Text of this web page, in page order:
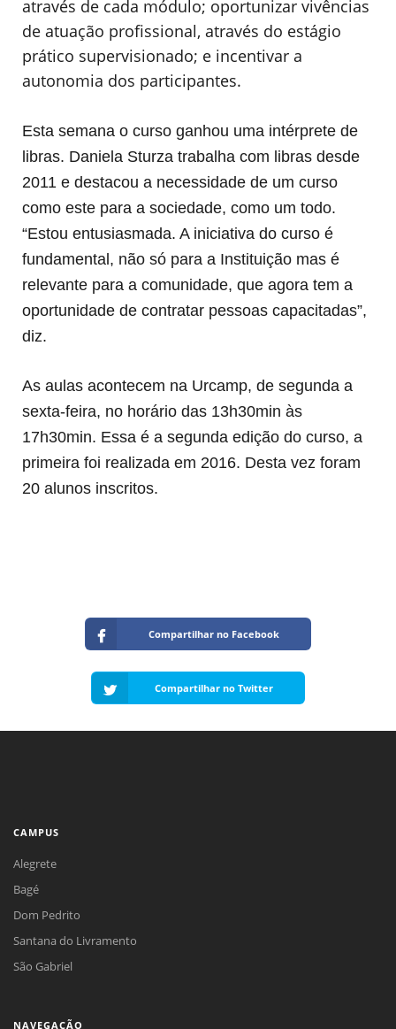
através de cada módulo; oportunizar vivências
de atuação profissional, através do estágio
prático supervisionado; e incentivar a
autonomia dos participantes.
Esta semana o curso ganhou uma intérprete de
libras. Daniela Sturza trabalha com libras desde
2011 e destacou a necessidade de um curso
como este para a sociedade, como um todo.
“Estou entusiasmada. A iniciativa do curso é
fundamental, não só para a Instituição mas é
relevante para a comunidade, que agora tem a
oportunidade de contratar pessoas capacitadas”,
diz.
As aulas acontecem na Urcamp, de segunda a
sexta-feira, no horário das 13h30min às
17h30min. Essa é a segunda edição do curso, a
primeira foi realizada em 2016. Desta vez foram
20 alunos inscritos.
Compartilhar no Facebook
Compartilhar no Twitter
CAMPUS
Alegrete
Bagé
Dom Pedrito
Santana do Livramento
São Gabriel
NAVEGAÇÃO